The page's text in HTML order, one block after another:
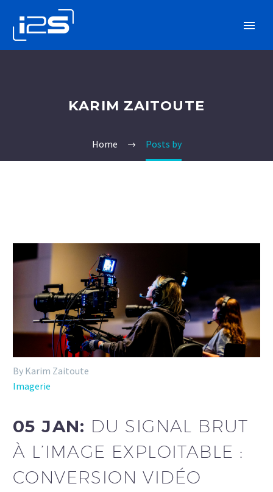
KARIM ZAITOUTE
Home Posts by
By Karim Zaitoute
Imagerie
05 JAN: DU SIGNAL BRUT
À L’IMAGE EXPLOITABLE :
CONVERSION VIDÉO